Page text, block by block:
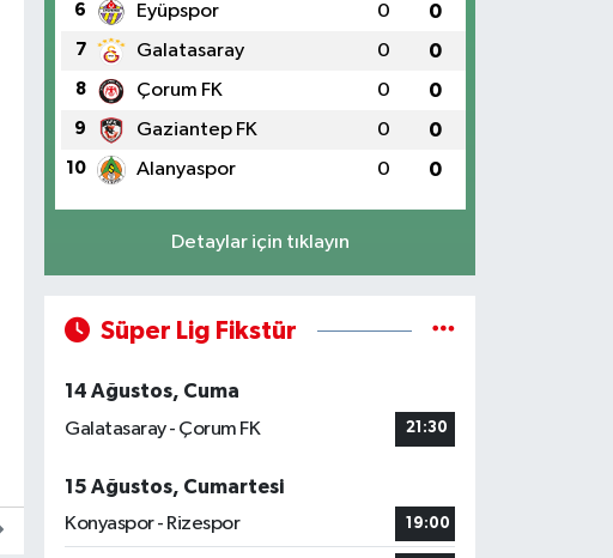
6 Eyüpspor 0 0
7 Galatasaray 0 0
8 Çorum FK 0 0
9 Gaziantep FK 0 0
10 Alanyaspor 0 0
Detaylar için tıklayın
Süper Lig Fikstür
14 Ağustos, Cuma
Galatasaray - Çorum FK
21:30
15 Ağustos, Cumartesi
Konyaspor - Rizespor
19:00